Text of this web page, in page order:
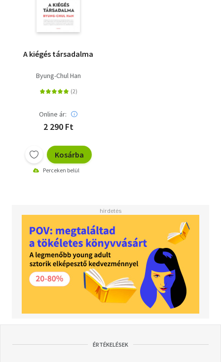
A kiégés társadalma
Byung-Chul Han
Online ár:
2 290 Ft
Kosárba
Perceken belül
ÉRTÉKELÉSEK